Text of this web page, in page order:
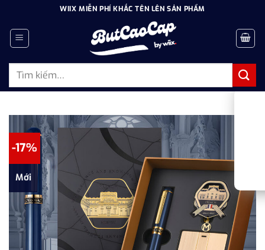
dung
WIIX MIỄN PHÍ KHẮC TÊN LÊN SẢN PHẨM
Tìm
-17%
Mới